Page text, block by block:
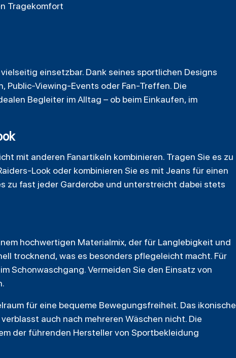
Tragekomfort
einsetzbar. Dank seines sportlichen Designs
Public-Viewing-Events oder Fan-Treffen. Die
Begleiter im Alltag – ob beim Einkaufen, im
mit anderen Fanartikeln kombinieren. Tragen Sie es zu
Look oder kombinieren Sie es mit Jeans für einen
zu fast jeder Garderobe und unterstreicht dabei stets
hochwertigen Materialmix, der für Langlebigkeit und
trocknend, was es besonders pflegeleicht macht. Für
Schonwaschgang. Vermeiden Sie den Einsatz von
für eine bequeme Bewegungsfreiheit. Das ikonische
auch nach mehreren Wäschen nicht. Die
der führenden Hersteller von Sportbekleidung